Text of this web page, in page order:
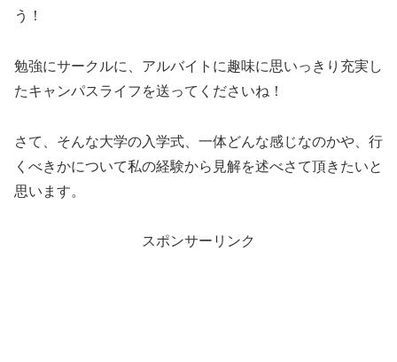
う！
勉強にサークルに、アルバイトに趣味に思いっきり充実し
たキャンパスライフを送ってくださいね！
さて、そんな大学の入学式、一体どんな感じなのかや、行
くべきかについて私の経験から見解を述べさて頂きたいと
思います。
スポンサーリンク